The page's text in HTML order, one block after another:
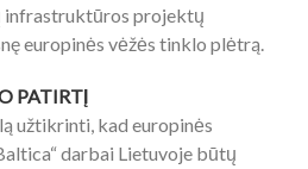
infrastruktūros projektų
europinės vėžės tinklo plėtrą.
PATIRTĮ
užtikrinti, kad europinės
darbai Lietuvoje būtų